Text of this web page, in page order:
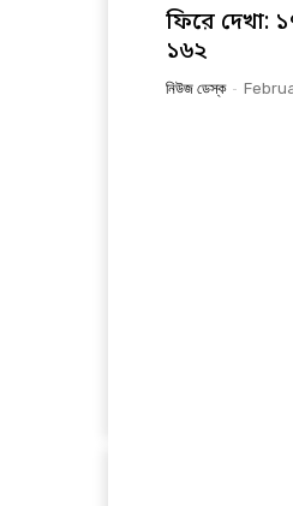
ফিরে দেখা:
১৬২
নিউজ ডেস্ক -